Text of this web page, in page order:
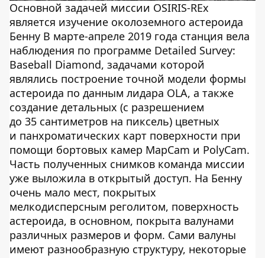
Основной задачей миссии OSIRIS-REx
является изучение околоземного астероида
Бенну В марте-апреле 2019 года станция вела
наблюдения по программе Detailed Survey:
Baseball Diamond, задачами которой
являлись построение точной модели формы
астероида по данным лидара OLA, а также
создание детальных (с разрешением
до 35 сантиметров на пиксель) цветных
и панхроматических карт поверхности при
помощи бортовых камер MapCam и PolyCam.
Часть полученных снимков команда миссии
уже выложила в открытый доступ. На Бенну
очень мало мест, покрытых
мелкодисперсным реголитом, поверхность
астероида, в основном, покрыта валунами
различных размеров и форм. Сами валуны
имеют разнообразную структуру, некоторые